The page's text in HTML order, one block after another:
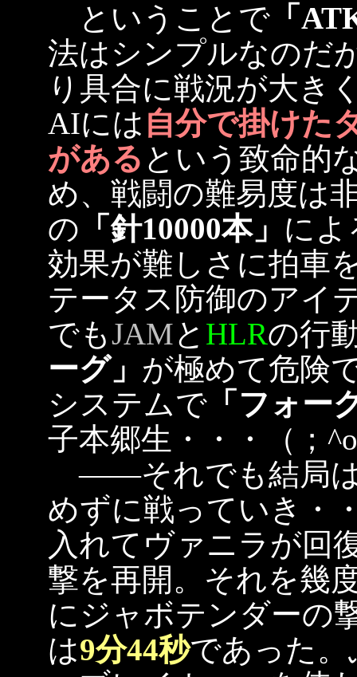
ということで 「
法はシンプルなのだ
り具合に戦況が大き
AIには 自分で掛けた
がある という致命的
め、戦闘の難易度は
の 「針10000本」 に
効果が難しさに拍車
テータス防御のアイ
でもJAMと HLRの行
ーグ」 が極めて危険
システムで 「フォー
子本郷生・・・（；
――それでも結局は
めずに戦っていき・
入れてヴァニラが回
撃を再開。それを幾
にジャボテンダーの
は9分44秒であった